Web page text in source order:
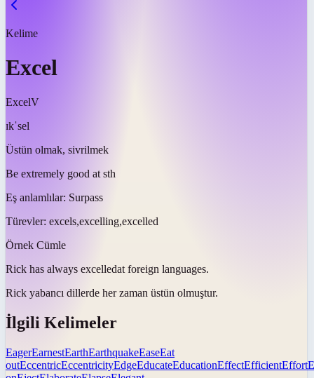
Kelime
Excel
ExcelV
ɪkˈsel
Üstün olmak, sivrilmek
Be extremely good at sth
Eş anlamlılar: Surpass
Türevler: excels,excelling,excelled
Örnek Cümle
Rick has always excelledat foreign languages.
Rick yabancı dillerde her zaman üstün olmuştur.
İlgili Kelimeler
EagerEarnestEarthEarthquakeEaseEat
outEccentricEccentricityEdgeEducateEducationEffectEfficientEffort